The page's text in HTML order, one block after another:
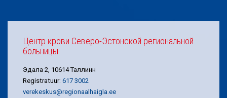
Центр крови Северо-Эстонской региональной
больницы
Эдала 2, 10614 Таллинн
Registratuur: 617 3002
verekeskus@regionaalhaigla.ee